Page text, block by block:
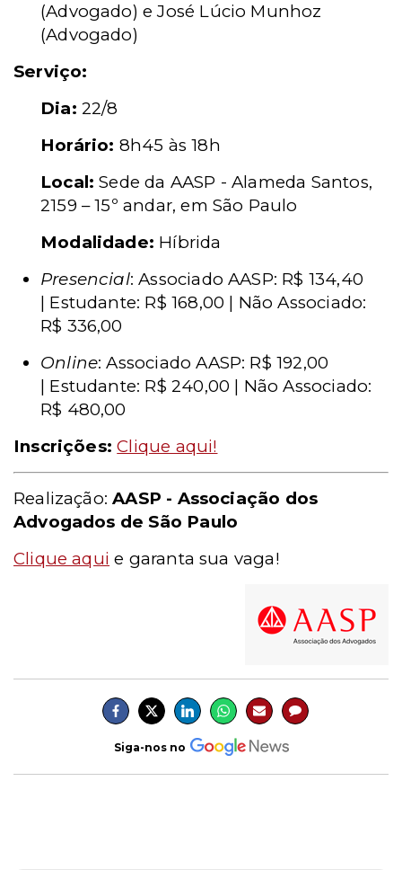
(Advogado) e José Lúcio Munhoz
(Advogado)
Serviço:
Dia: 22/8
Horário: 8h45 às 18h
Local: Sede da AASP -Alameda Santos,
2159 – 15º andar, em São Paulo
Modalidade: Híbrida
Presencial: Associado AASP: R$ 134,40
| Estudante: R$ 168,00 | Não Associado:
R$ 336,00
Online: Associado AASP: R$ 192,00
| Estudante: R$ 240,00 | Não Associado:
R$ 480,00
Inscrições: Clique aqui!
Realização:AASP - Associação dos
Advogados de São Paulo
Clique aqui e garanta sua vaga!
Siga-nos no